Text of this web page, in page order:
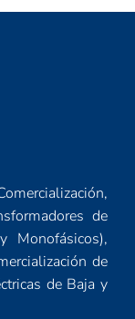
de
Monofásicos),
de
de Baja y